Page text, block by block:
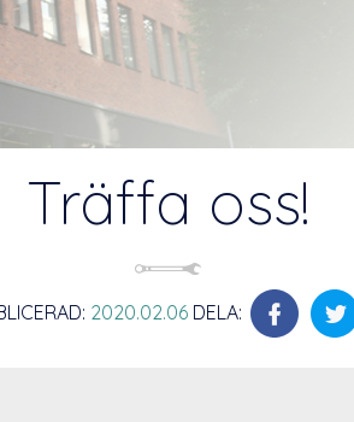
Träffa oss!
2020.02.06 DELA: